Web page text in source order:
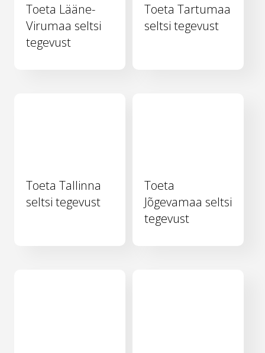
Toeta Lääne-
Virumaa seltsi
tegevust
Toeta Tartumaa
seltsi tegevust
Toeta Tallinna
seltsi tegevust
Toeta
Jõgevamaa seltsi
tegevust